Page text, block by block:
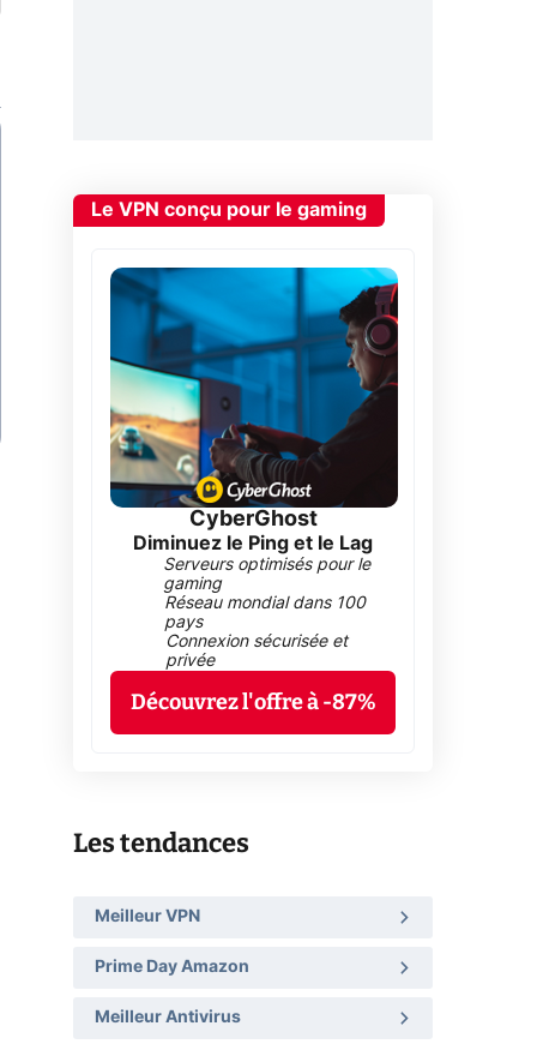
Le VPN conçu pour le gaming
CyberGhost
Diminuez le Ping et le Lag
Serveurs optimisés pour le
gaming
Réseau mondial dans 100
pays
Connexion sécurisée et
privée
Découvrez l'offre à -87%
Les tendances
Meilleur VPN
Prime Day Amazon
Meilleur Antivirus